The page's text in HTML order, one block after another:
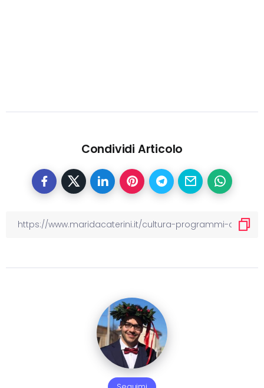
Condividi Articolo